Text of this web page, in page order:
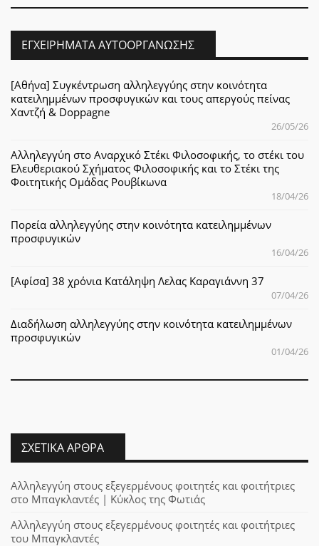
ΕΓΧΕΙΡΉΜΑΤΑ ΑΥΤΟΟΡΓΆΝΩΣΗΣ
[Αθήνα] Συγκέντρωση αλληλεγγύης στην κοινότητα
κατειλημμένων προσφυγικών και τους απεργούς πείνας
Χαντζή & Doppagne
26/05/26
Αλληλεγγύη στο Αναρχικό Στέκι Φιλοσοφικής, το στέκι του
Ελευθεριακού Σχήματος Φιλοσοφικής και το Στέκι της
Φοιτητικής Ομάδας Ρουβίκωνα
18/04/26
Πορεία αλληλεγγύης στην κοινότητα κατειλημμένων
προσφυγικών
16/04/26
[Αφίσα] 38 χρόνια Κατάληψη Λελας Καραγιάννη 37
07/04/26
Διαδήλωση αλληλεγγύης στην κοινότητα κατειλημμένων
προσφυγικών
01/04/26
ΣΧΕΤΙΚΆ ΆΡΘΡΑ
Αλληλεγγύη στους εξεγερμένους φοιτητές και φοιτήτριες
στο Μπαγκλαντές | Κύκλος της Φωτιάς
Αλληλεγγύη στους εξεγερμένους φοιτητές και φοιτήτριες
του Μπαγκλαντές